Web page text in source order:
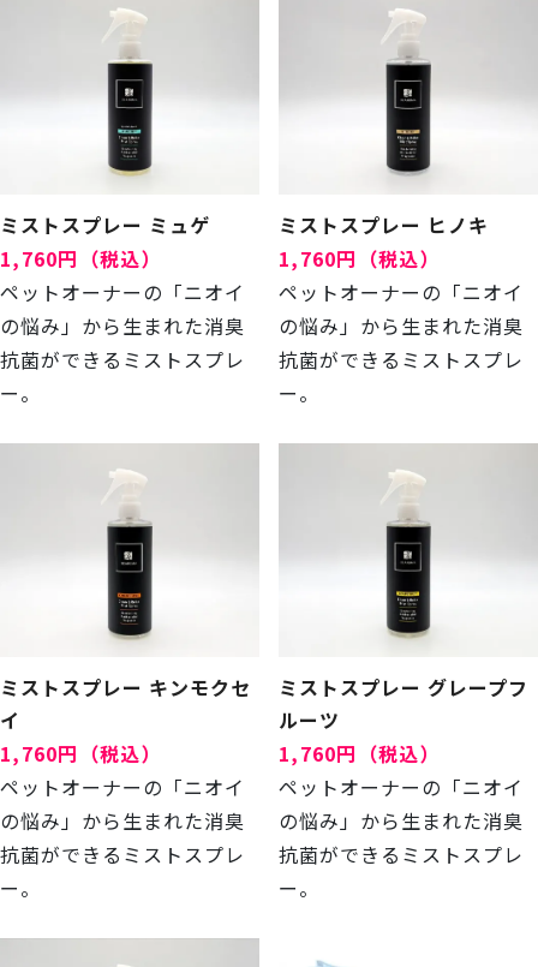
ミストスプレー ミュゲ
1,760円（税込）
ペットオーナーの「ニオイ
の悩み」から生まれた消臭
抗菌ができるミストスプレ
ー。
ミストスプレー ヒノキ
1,760円（税込）
ペットオーナーの「ニオイ
の悩み」から生まれた消臭
抗菌ができるミストスプレ
ー。
ミストスプレー キンモクセ
イ
1,760円（税込）
ペットオーナーの「ニオイ
の悩み」から生まれた消臭
抗菌ができるミストスプレ
ー。
ミストスプレー グレープフ
ルーツ
1,760円（税込）
ペットオーナーの「ニオイ
の悩み」から生まれた消臭
抗菌ができるミストスプレ
ー。